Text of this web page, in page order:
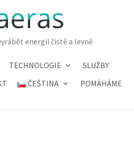
energii čistě a levně
TECHNOLOGIE
SLUŽBY
ČEŠTINA POMÁHÁME